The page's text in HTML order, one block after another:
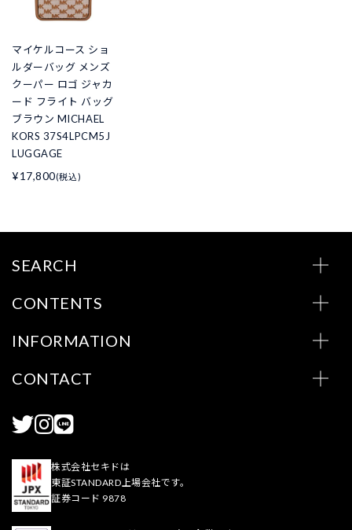
マイケルコース ショ
ルダーバッグ メンズ
クーパー ロゴ ジャカ
ード フライト バッグ
ブラウン MICHAEL
KORS 37S4LPCM5J
LUGGAGE
¥17,800(税込)
SEARCH
CONTENTS
INFORMATION
CONTACT
株式会社セキドは
東証STANDARD上場会社です。
証券コード 9878